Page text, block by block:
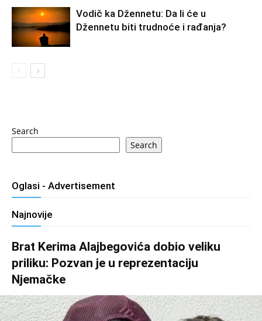
Vodič ka Džennetu: Da li će u
Džennetu biti trudnoće i rađanja?
Search
Search
Oglasi - Advertisement
Najnovije
Brat Kerima Alajbegovića dobio veliku
priliku: Pozvan je u reprezentaciju
Njemačke